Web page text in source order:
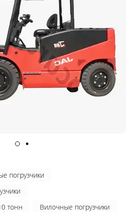
погрузчики
тонн
Вилочные погрузчики